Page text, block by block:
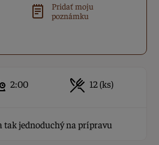
Pridať moju
poznámku
2:00 12 (ks)
tak jednoduchý na prípravu